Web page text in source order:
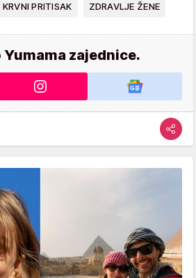
KRVNI PRITISAK ZDRAVLJE ŽENE
Yumama zajednice.